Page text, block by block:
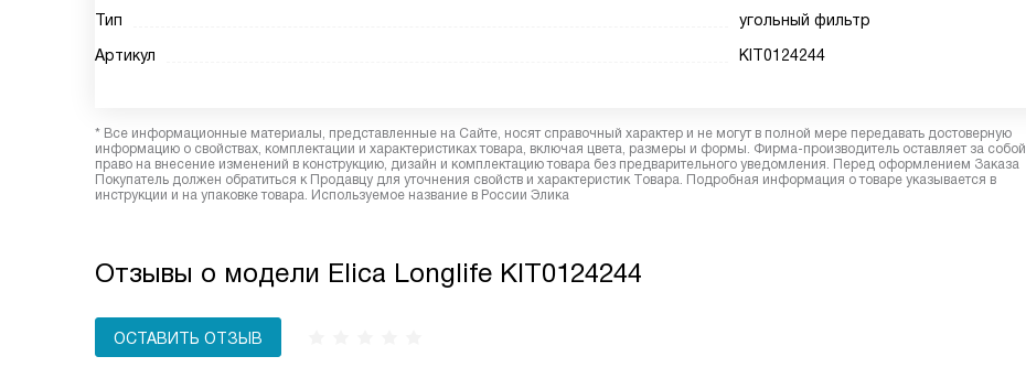
Тип
угольный фильтр
Артикул
KIT0124244
* Все информационные материалы, представленные на Сайте, носят справочный характер и не могут в полной мере передавать достоверную
информацию о свойствах, комплектации и характеристиках товара, включая цвета, размеры и формы. Фирма-производитель оставляет за собой
право на внесение изменений в конструкцию, дизайн и комплектацию товара без предварительного уведомления. Перед оформлением Заказа
Покупатель должен обратиться к Продавцу для уточнения свойств и характеристик Товара. Подробная информация о товаре указывается в
инструкции и на упаковке товара. Используемое название в России Элика
Отзывы о модели Elica Longlife KIT0124244
ОСТАВИТЬ ОТЗЫВ